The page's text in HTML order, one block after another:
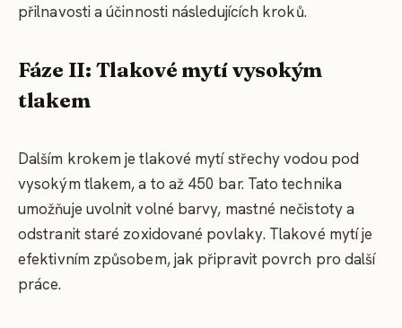
přilnavosti a účinnosti následujících kroků.
Fáze II: Tlakové mytí vysokým
tlakem
Dalším krokem je tlakové mytí střechy vodou pod
vysokým tlakem, a to až 450 bar. Tato technika
umožňuje uvolnit volné barvy, mastné nečistoty a
odstranit staré zoxidované povlaky. Tlakové mytí je
efektivním způsobem, jak připravit povrch pro další
práce.